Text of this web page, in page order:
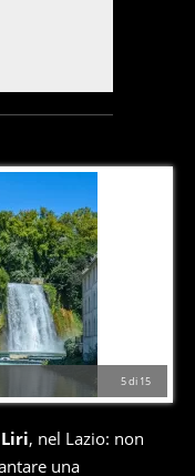
5di 15
, nel Lazio: non
una